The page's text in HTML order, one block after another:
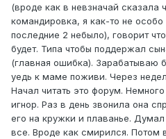
(вроде как в невзначай сказала
командировка, я как-то не
последние 2 небыло), говорит
будет. Типа чтобы поддержал
(главная ошибка). Зарабатываю
уедь к маме поживи. Через
Начал читать это форум.
игнор. Раз в день звонила она
его на кружки и плаванье.
все. Вроде как смирился. Потом